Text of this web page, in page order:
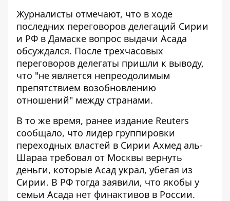
Журналисты отмечают, что в ходе
последних переговоров делегаций Сирии
и РФ в Дамаске вопрос выдачи Асада
обсуждался. После трехчасовых
переговоров делегаты пришли к выводу,
что "не является непреодолимым
препятствием возобновлению
отношений" между странами.
В то же время, ранее издание Reuters
сообщало, что лидер группировки
переходных властей в Сирии Ахмед аль-
Шараа требовал от Москвы вернуть
деньги, которые Асад украл, убегая из
Сирии. В РФ тогда заявили, что якобы у
семьи Асада нет финактивов в России.